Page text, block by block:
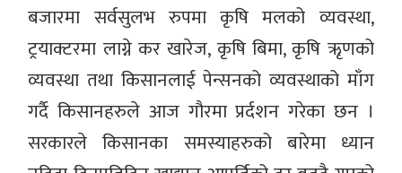
बजारमा सर्वसुलभ रुपमा कृषि मलको व्यवस्था,
ट्रयाक्टरमा लाग्ने कर खारेज, कृषि बिमा, कृषि ऋृणको
व्यवस्था तथा किसानलाई पेन्सनको व्यवस्थाको माँग
गर्दै किसानहरुले आज गौरमा प्रर्दशन गरेका छन ।
सरकारले किसानका समस्याहरुको बारेमा ध्यान